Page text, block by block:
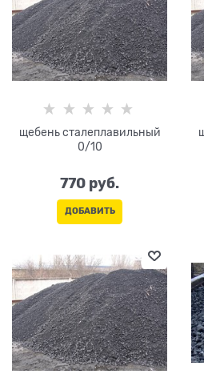
щебень сталеплавильный
0/10
770 руб.
ДОБАВИТЬ